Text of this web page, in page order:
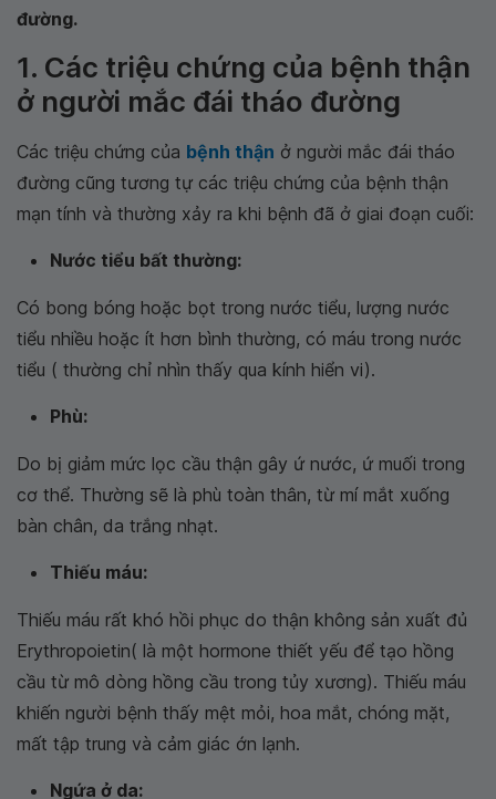
đường.
1. Các triệu chứng của bệnh thận
ở người mắc đái tháo đường
Các triệu chứng của bệnh thận ở người mắc đái tháo
đường cũng tương tự các triệu chứng của bệnh thận
mạn tính và thường xảy ra khi bệnh đã ở giai đoạn cuối:
Nước tiểu bất thường:
Có bong bóng hoặc bọt trong nước tiểu, lượng nước
tiểu nhiều hoặc ít hơn bình thường, có máu trong nước
tiểu ( thường chỉ nhìn thấy qua kính hiển vi).
Phù:
Do bị giảm mức lọc cầu thận gây ứ nước, ứ muối trong
cơ thể. Thường sẽ là phù toàn thân, từ mí mắt xuống
bàn chân, da trắng nhạt.
Thiếu máu:
Thiếu máu rất khó hồi phục do thận không sản xuất đủ
Erythropoietin( là một hormone thiết yếu để tạo hồng
cầu từ mô dòng hồng cầu trong tủy xương). Thiếu máu
khiến người bệnh thấy mệt mỏi, hoa mắt, chóng mặt,
mất tập trung và cảm giác ớn lạnh.
Ngứa ở da: